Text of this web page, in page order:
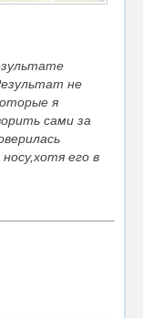
не
я
сами за
его в